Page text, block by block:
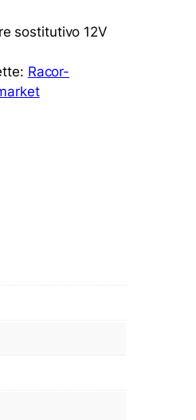
sostitutivo 12V
Racor-